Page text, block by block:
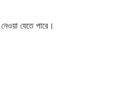
যেতে পারে।